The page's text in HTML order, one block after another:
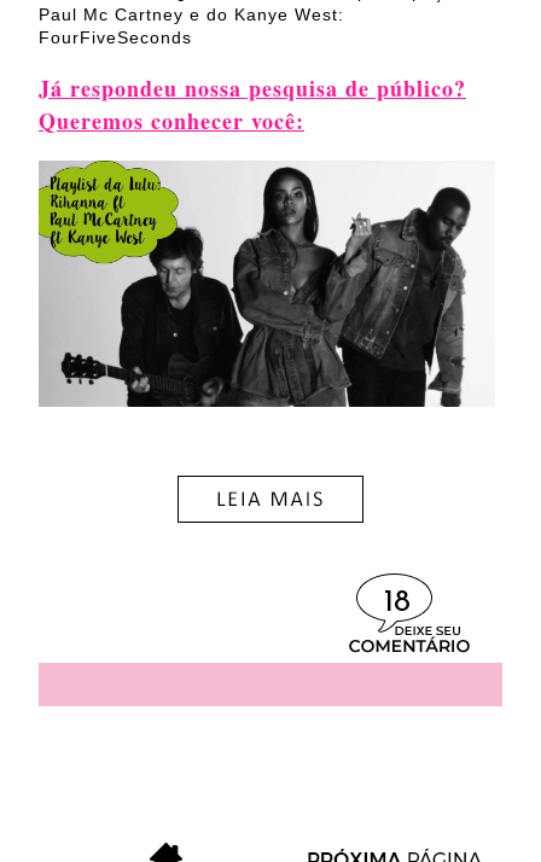
Paul Mc Cartney e do Kanye West:
FourFiveSeconds
Já respondeu nossa pesquisa de público?
Queremos conhecer você:
18